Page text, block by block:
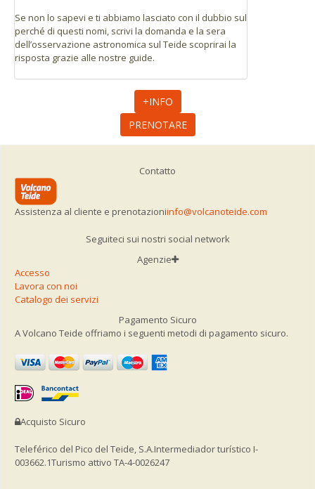
Se non lo sapevi e ti abbiamo lasciato con il dubbio sul
perché di questi nomi, scrivi la domanda e la sera
dell’osservazione astronomica sul Teide scoprirai la
risposta grazie alle nostre guide.
+INFO
PRENOTARE
Contatto
Assistenza al cliente e prenotazioniinfo@volcanoteide.com
Seguiteci sui nostri social network
Agenzie
Accesso
Lavora con noi
Catalogo dei servizi
Pagamento Sicuro
A Volcano Teide offriamo i seguenti metodi di pagamento sicuro.
Acquisto Sicuro
Teleférico del Pico del Teide, S.A.Intermediador turístico I-
003662.1Turismo attivo TA-4-0026247